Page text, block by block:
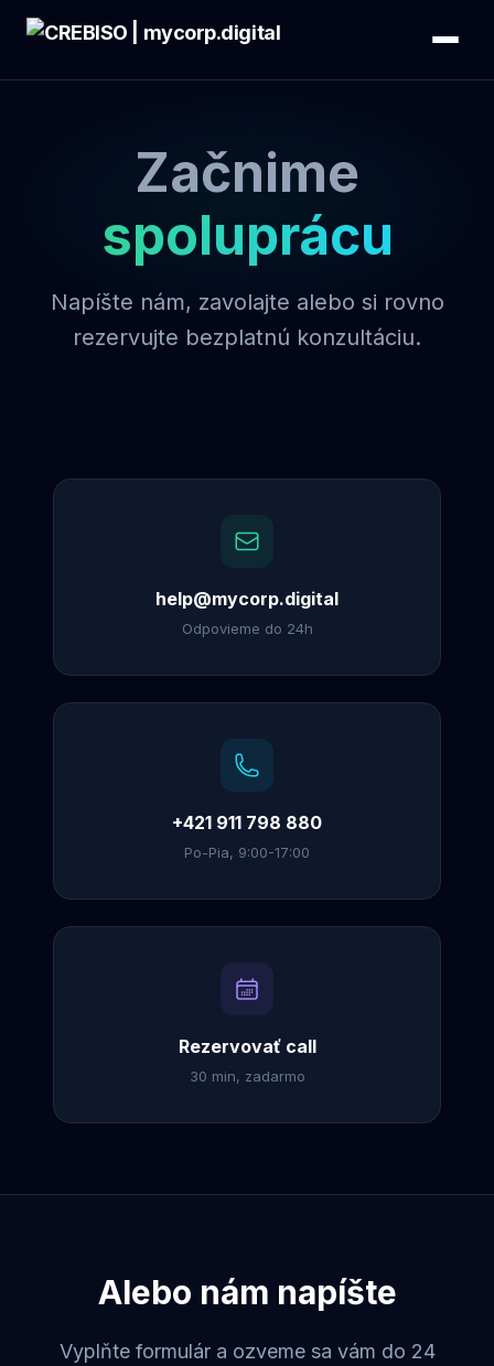
Začnime
spoluprácu
Napíšte nám, zavolajte alebo si rovno
rezervujte bezplatnú konzultáciu.
help@mycorp.digital
Odpovieme do 24h
+421 911 798 880
Po-Pia, 9:00-17:00
Rezervovať call
30 min, zadarmo
Alebo nám napíšte
Vyplňte formulár a ozveme sa vám do 24